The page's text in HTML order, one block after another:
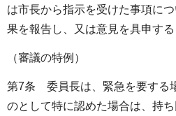
は市長から指示を受けた事項に
果を報告し、又は意見を具申する
（審議の特例）
第7条 委員長は、緊急を要する
のとして特に認めた場合は、持